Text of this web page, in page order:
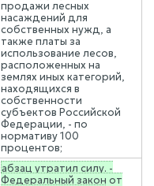
продажи лесных
насаждений для
собственных нужд, а
также платы за
использование лесов,
расположенных на
землях иных категорий,
находящихся в
собственности
субъектов Российской
Федерации, - по
нормативу 100
процентов;
абзац утратил силу. -
Федеральный закон от